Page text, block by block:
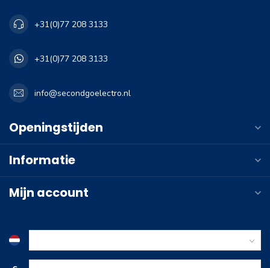
+31(0)77 208 3133
+31(0)77 208 3133
info@secondgoelectro.nl
Openingstijden
Informatie
Mijn account